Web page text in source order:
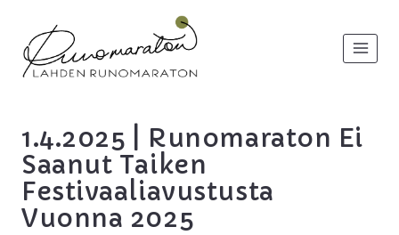
sisältöön
1.4.2025 | Runomaraton Ei
Saanut Taiken
Festivaaliavustusta
Vuonna 2025